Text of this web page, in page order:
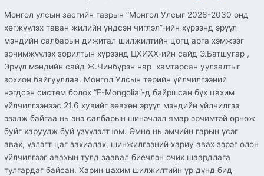
Монгол улсын засгийн газрын “Монгол Улсыг 2026-2030 онд
хөгжүүлэх таван жилийн үндсэн чиглэл”-ийн хүрээнд эрүүл
мэндийн салбарын дижитал шилжилтийн цогц арга хэмжээг
эрчимжүүлэх зорилтын хүрээнд ЦХИХХ-ийн сайд Э.Батшугар ,
Эрүүл мэндийн сайд Ж.Чинбүрэн нар хамтарсан уулзалтыг
зохион байгууллаа. Монгол Улсын төрийн үйлчилгээний
нэгдсэн систем болох “E-Mongolia”-д байршсан бүх цахим
үйлчилгээнээс 21.6 хувийг зөвхөн эрүүл мэндийн үйлчилгээ
эзэлж байгаа нь энэ салбарын шинэчлэл ямар эрчимтэй өрнөж
буйг харуулж буй үзүүлэлт юм. Өмнө нь эмчийн гарын үсэг
авах, үзлэгт цаг захиалах, шинжилгээний хариу авах зэрэг олон
үйлчилгээг авахын тулд заавал биечлэн очих шаардлага
тулгардаг байсан. Харин цахим шилжилтийн үр дүнд бид